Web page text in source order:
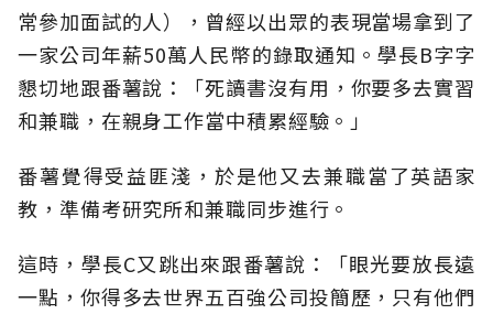
常參加面試的人），曾經以出眾的表現當場拿到了
一家公司年薪50萬人民幣的錄取通知。學長B字字
懇切地跟番薯說：「死讀書沒有用，你要多去實習
和兼職，在親身工作當中積累經驗。」
番薯覺得受益匪淺，於是他又去兼職當了英語家
教，準備考研究所和兼職同步進行。
這時，學長C又跳出來跟番薯說：「眼光要放長遠
一點，你得多去世界五百強公司投簡歷，只有他們